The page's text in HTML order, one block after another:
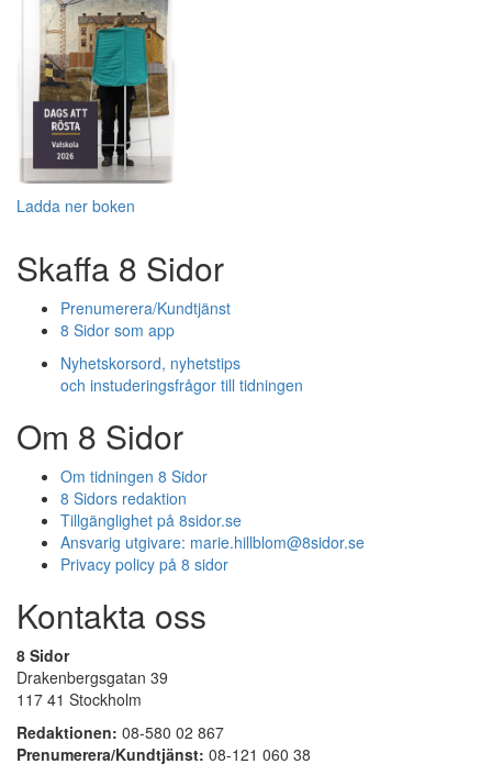
Ladda ner boken
Skaffa 8 Sidor
Prenumerera/Kundtjänst
8 Sidor som app
Nyhetskorsord, nyhetstips
och instuderingsfrågor till tidningen
Om 8 Sidor
Om tidningen 8 Sidor
8 Sidors redaktion
Tillgänglighet på 8sidor.se
Ansvarig utgivare: marie.hillblom@8sidor.se
Privacy policy på 8 sidor
Kontakta oss
8 Sidor
Drakenbergsgatan 39
117 41 Stockholm
Redaktionen: 08-580 02 867
Prenumerera/Kundtjänst: 08-121 060 38